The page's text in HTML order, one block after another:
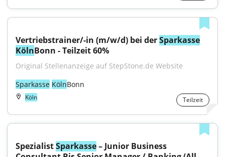
Vertriebstrainer/-in (m/w/d) bei der Sparkasse
KölnBonn - Teilzeit 60%
Original Stellenanzeige auf StepStone.de Website
Sparkasse KölnBonn
Köln Teilzeit
Spezialist Sparkasse – Junior Business